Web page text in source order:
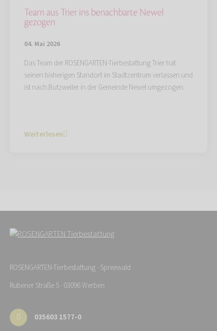
Team aus Trier ins benachbarte Newel
gezogen
04. Mai 2026
Das Team der ROSENGARTEN-Tierbestattung Trier hat
seinen bisherigen Standort im Stadtzentrum verlassen und
ist nach Butzweiler in der Gemeinde Newel umgezogen.
Weiterlesen
ROSENGARTEN-Tierbestattung - Spreewald
Rubener Straße 5 · 03096 Werben
035603 1577-0